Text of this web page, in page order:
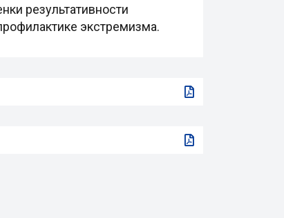
результативности
экстремизма.